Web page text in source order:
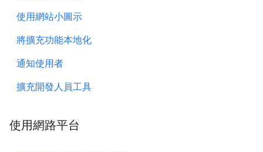
使用網站小圖示
將擴充功能本地化
通知使用者
擴充開發人員工具
使用網路平台